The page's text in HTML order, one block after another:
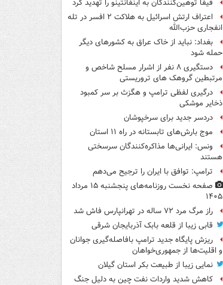
فیفا توهین‌کنندگان به اینفانتینو را تهدید کرد
اعتراف ارتش اسرائیل به هلاکت ۲ افسر در تله
انفجاری حزب‌الله
بغداد: نباید از خاک عراق به کشورهای دیگر
حمله شود
دستگیری ۸ نفر از اشرار مسلح شاخص و
مرتبطین گروهک های تروریستی
درگیری لفظی ترامپ و هگزث بر سر کمبود
ذخایر موشکی
دردسر جدید برای سرخپوشان
موج بارش‌های تابستانه در راه ۱۱ استان
ونس: ایرانی‌ها مذاکره‌کنندگان سرسختی
هستند
ترامپ: توافق با ایران را ترجیح می‌دهم
صفحه نخست روزنامه‌های پنجشنبه ۱۵ مرداد
۱۴۰۵
راز مرگ مرد ۷۲ ساله در تهرانپارس فاش شد
قابی زیبا از قلعه بابک آذربایجان شرقی
ریزش پایگاه جدید ترامپ بافاصله‌گیری جوانان
و اقلیت‌ها از جمهوری‌خواهان
نمایی زیبا از طبیعت بکر استان گیلان
کاهش شدید واردات نفت چین به دلیل جنگ